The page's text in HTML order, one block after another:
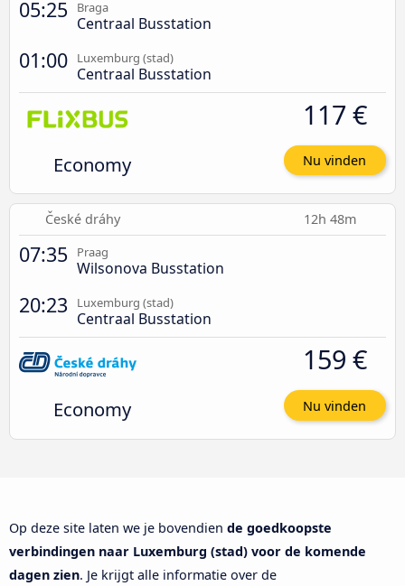
05:25 Braga
Centraal Busstation
01:00 Luxemburg (stad)
Centraal Busstation
Economy
117 €
Nu vinden
České dráhy 12h 48m
07:35 Praag
Wilsonova Busstation
20:23 Luxemburg (stad)
Centraal Busstation
Economy
159 €
Nu vinden
Op deze site laten we je bovendien de goedkoopste
verbindingen naar Luxemburg (stad) voor de komende
dagen zien. Je krijgt alle informatie over de